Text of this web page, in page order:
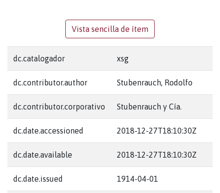
Vista sencilla de ítem
dc.catalogador xsg
dc.contributor.author Stubenrauch, Rodolfo
dc.contributor.corporativo Stubenrauch y Cía.
dc.date.accessioned 2018-12-27T18:10:30Z
dc.date.available 2018-12-27T18:10:30Z
dc.date.issued 1914-04-01